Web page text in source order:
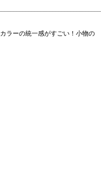
カラーの統一感がすごい！小物の